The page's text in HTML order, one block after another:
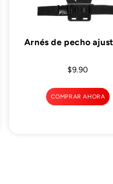
Arnés de pecho
$9.90
COMPRAR AHORA